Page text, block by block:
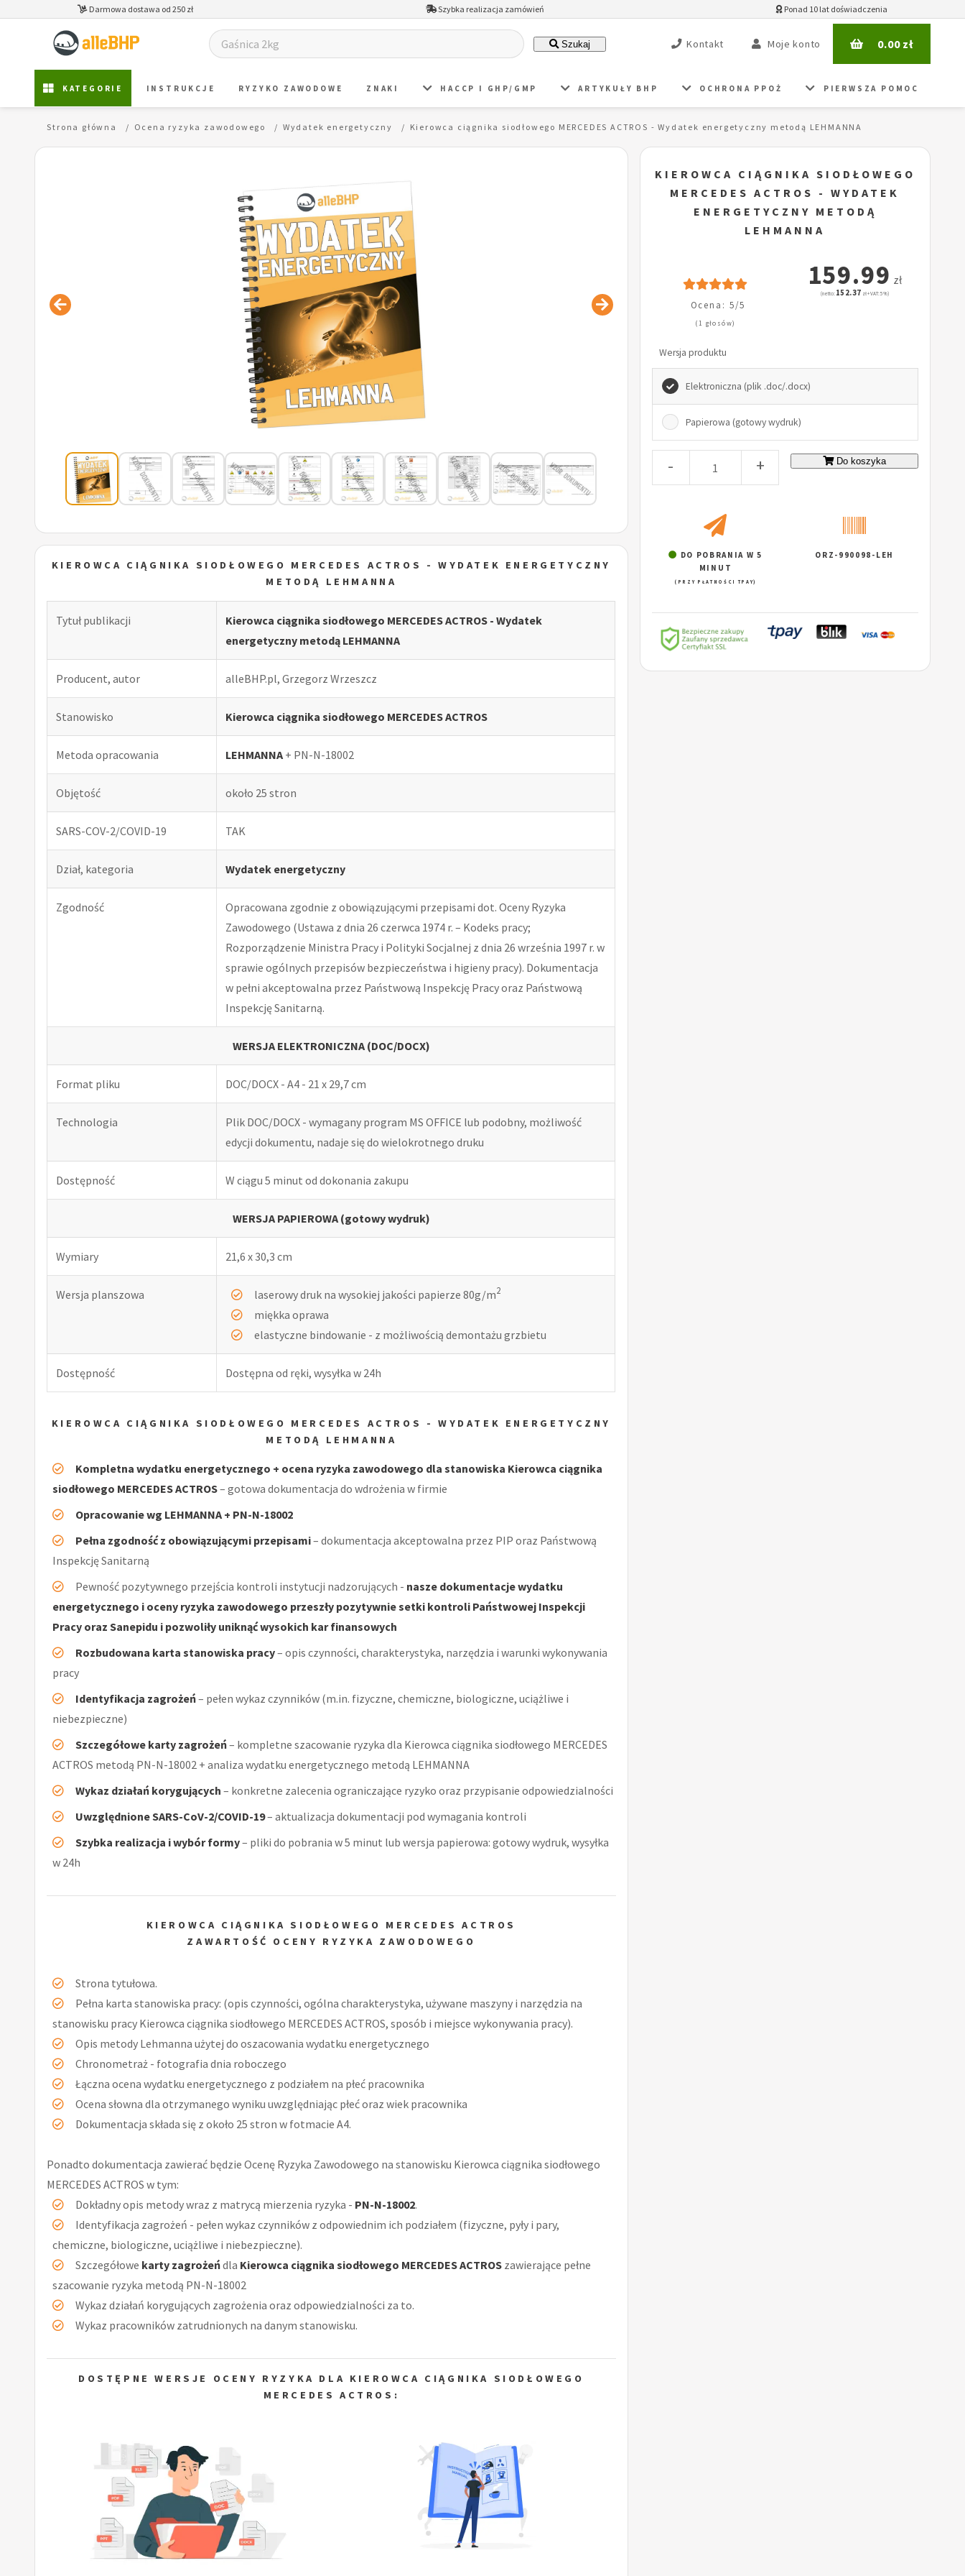
Darmowa dostawa od 250 zł Szybka realizacja zamówień Ponad 10 lat doświadczenia
Szukaj Kontakt Moje konto 0.00zł
KATEGORIE INSTRUKCJE RYZYKO ZAWODOWE ZNAKI HACCP I GHP/GMP ARTYKUŁY BHP OCHRONA PPOŻ PIERWSZA POMOC
Strona główna Ocena ryzyka zawodowego Wydatek energetyczny Kierowca ciągnika siodłowego MERCEDES ACTROS - Wydatek energetyczny metodą LEHMANNA
KIEROWCA CIĄGNIKA SIODŁOWEGO MERCEDES ACTROS - WYDATEK ENERGETYCZNY
METODĄ LEHMANNA
Tytuł publikacji
Kierowca ciągnika siodłowego MERCEDES ACTROS - Wydatek
energetyczny metodą LEHMANNA
Producent, autor alleBHP.pl, Grzegorz Wrzeszcz
Stanowisko Kierowca ciągnika siodłowego MERCEDES ACTROS
Metoda opracowania LEHMANNA + PN-N-18002
Objętość około 25 stron
SARS-COV-2/COVID-19 TAK
Dział, kategoria Wydatek energetyczny
Zgodność
Opracowana zgodnie z obowiązującymi przepisami dot. Oceny Ryzyka
Zawodowego (Ustawa z dnia 26 czerwca 1974 r. – Kodeks pracy;
Rozporządzenie Ministra Pracy i Polityki Socjalnej z dnia 26 września 1997 r. w
sprawie ogólnych przepisów bezpieczeństwa i higieny pracy). Dokumentacja
w pełni akceptowalna przez Państwową Inspekcję Pracy oraz Państwową
Inspekcję Sanitarną.
WERSJA ELEKTRONICZNA (DOC/DOCX)
Format pliku DOC/DOCX - A4 - 21 x 29,7 cm
Technologia
Plik DOC/DOCX - wymagany program MS OFFICE lub podobny, możliwość
edycji dokumentu, nadaje się do wielokrotnego druku
Dostępność W ciągu 5 minut od dokonania zakupu
WERSJA PAPIEROWA (gotowy wydruk)
Wymiary 21,6 x 30,3 cm
Wersja planszowa laserowy druk na wysokiej jakości papierze 80g/m2
miękka oprawa
elastyczne bindowanie - z możliwością demontażu grzbietu
Dostępność Dostępna od ręki, wysyłka w 24h
KIEROWCA CIĄGNIKA SIODŁOWEGO MERCEDES ACTROS - WYDATEK ENERGETYCZNY
METODĄ LEHMANNA
Kompletna wydatku energetycznego + ocena ryzyka zawodowego dla stanowiska Kierowca ciągnika
siodłowego MERCEDES ACTROS– gotowa dokumentacja do wdrożenia w firmie
Opracowanie wg LEHMANNA + PN-N-18002
Pełna zgodność z obowiązującymi przepisami– dokumentacja akceptowalna przez PIP oraz Państwową
Inspekcję Sanitarną
Pewność pozytywnego przejścia kontroli instytucji nadzorujących - nasze dokumentacje wydatku
energetycznego i oceny ryzyka zawodowego przeszły pozytywnie setki kontroli Państwowej Inspekcji
Pracy oraz Sanepidu i pozwoliły uniknąć wysokich kar finansowych
Rozbudowana karta stanowiska pracy– opis czynności, charakterystyka, narzędzia i warunki wykonywania
pracy
Identyfikacja zagrożeń– pełen wykaz czynników (m.in. fizyczne, chemiczne, biologiczne, uciążliwe i
niebezpieczne)
Szczegółowe karty zagrożeń– kompletne szacowanie ryzyka dla Kierowca ciągnika siodłowego MERCEDES
ACTROS metodą PN-N-18002 + analiza wydatku energetycznego metodą LEHMANNA
Wykaz działań korygujących – konkretne zalecenia ograniczające ryzyko oraz przypisanie odpowiedzialności
Uwzględnione SARS-CoV-2/COVID-19– aktualizacja dokumentacji pod wymagania kontroli
Szybka realizacja i wybór formy– pliki do pobrania w 5 minut lub wersja papierowa: gotowy wydruk, wysyłka
w 24h
KIEROWCA CIĄGNIKA SIODŁOWEGO MERCEDES ACTROS
ZAWARTOŚĆ OCENY RYZYKA ZAWODOWEGO
Strona tytułowa.
Pełna karta stanowiska pracy: (opis czynności, ogólna charakterystyka, używane maszyny i narzędzia na
stanowisku pracy Kierowca ciągnika siodłowego MERCEDES ACTROS, sposób i miejsce wykonywania pracy).
Opis metody Lehmanna użytej do oszacowania wydatku energetycznego
Chronometraż - fotografia dnia roboczego
Łączna ocena wydatku energetycznego z podziałem na płeć pracownika
Ocena słowna dla otrzymanego wyniku uwzględniając płeć oraz wiek pracownika
Dokumentacja składa się z około 25 stron w fotmacie A4.
Ponadto dokumentacja zawierać będzie Ocenę Ryzyka Zawodowego na stanowisku Kierowca ciągnika siodłowego
MERCEDES ACTROS w tym:
Dokładny opis metody wraz z matrycą mierzenia ryzyka - PN-N-18002.
Identyfikacja zagrożeń - pełen wykaz czynników z odpowiednim ich podziałem (fizyczne, pyły i pary,
chemiczne, biologiczne, uciążliwe i niebezpieczne).
Szczegółowe karty zagrożeńdla Kierowca ciągnika siodłowego MERCEDES ACTROS zawierające pełne
szacowanie ryzyka metodą PN-N-18002
Wykaz działań korygujących zagrożenia oraz odpowiedzialności za to.
Wykaz pracowników zatrudnionych na danym stanowisku.
DOSTĘPNE WERSJE OCENY RYZYKA DLA KIEROWCA CIĄGNIKA SIODŁOWEGO
MERCEDES ACTROS:
KIEROWCA CIĄGNIKA SIODŁOWEGO
MERCEDES ACTROS - WYDATEK
ENERGETYCZNY METODĄ
LEHMANNA
Ocena: 5/5
(1 głosów)
159.99 zł
(netto: 152.37 zł + VAT: 5%)
Wersja produktu
Elektroniczna (plik .doc/.docx)
Papierowa (gotowy wydruk)
- + Do koszyka
DO POBRANIA W 5
MINUT
(PRZY PŁATNOŚCI TPAY)
ORZ-990098-LEH